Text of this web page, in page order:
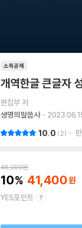
소득공제
개역한글 큰글자
편집부 저
생명의말씀사
10.0 2
46,000원
10 41,400
YES포인트